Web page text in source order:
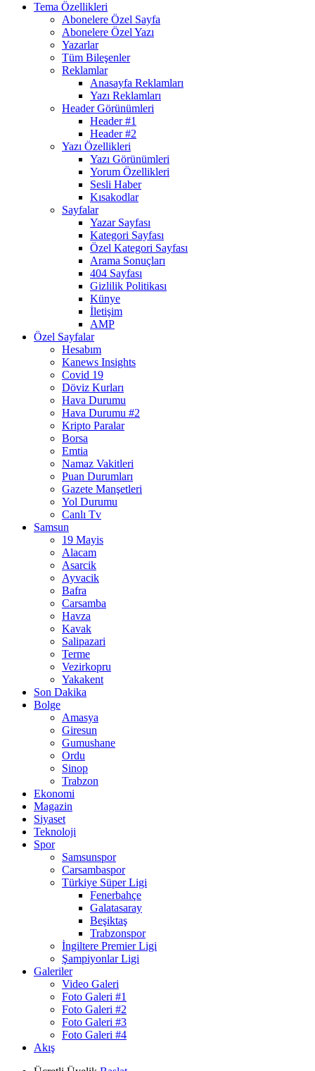
Tema Özellikleri
Abonelere Özel Sayfa
Abonelere Özel Yazı
Yazarlar
Tüm Bileşenler
Reklamlar
Anasayfa Reklamları
Yazı Reklamları
Header Görünümleri
Header #1
Header #2
Yazı Özellikleri
Yazı Görünümleri
Yorum Özellikleri
Sesli Haber
Kısakodlar
Sayfalar
Yazar Sayfası
Kategori Sayfası
Özel Kategori Sayfası
Arama Sonuçları
404 Sayfası
Gizlilik Politikası
Künye
İletişim
AMP
Özel Sayfalar
Hesabım
Kanews Insights
Covid 19
Döviz Kurları
Hava Durumu
Hava Durumu #2
Kripto Paralar
Borsa
Emtia
Namaz Vakitleri
Puan Durumları
Gazete Manşetleri
Yol Durumu
Canlı Tv
Samsun
19 Mayis
Alacam
Asarcik
Ayvacik
Bafra
Carsamba
Havza
Kavak
Salipazari
Terme
Vezirkopru
Yakakent
Son Dakika
Bolge
Amasya
Giresun
Gumushane
Ordu
Sinop
Trabzon
Ekonomi
Magazin
Siyaset
Teknoloji
Spor
Samsunspor
Carsambaspor
Türkiye Süper Ligi
Fenerbahçe
Galatasaray
Beşiktaş
Trabzonspor
İngiltere Premier Ligi
Şampiyonlar Ligi
Galeriler
Video Galeri
Foto Galeri #1
Foto Galeri #2
Foto Galeri #3
Foto Galeri #4
Akış